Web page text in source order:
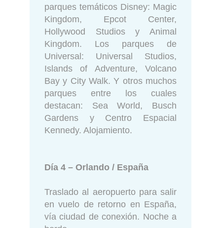
parques temáticos Disney: Magic
Kingdom, Epcot Center,
Hollywood Studios y Animal
Kingdom. Los parques de
Universal: Universal Studios,
Islands of Adventure, Volcano
Bay y City Walk. Y otros muchos
parques entre los cuales
destacan: Sea World, Busch
Gardens y Centro Espacial
Kennedy. Alojamiento.
Día 4 – Orlando / España
Traslado al aeropuerto para salir
en vuelo de retorno en España,
vía ciudad de conexión. Noche a